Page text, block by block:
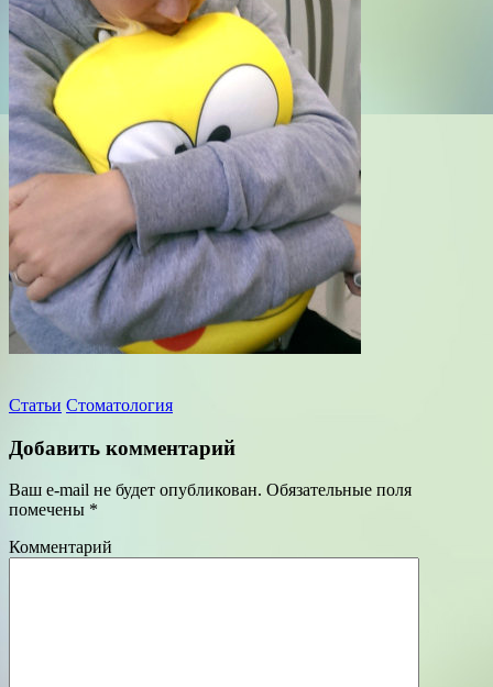
Статьи Стоматология
Добавить комментарий
Ваш e-mail не будет опубликован. Обязательные поля
помечены *
Комментарий